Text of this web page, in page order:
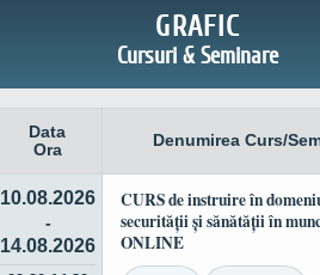
GRAFIC
Cursuri & Seminare
Data
Ora
Denumirea Curs/
10.08.2026
-
14.08.2026
CURS de instruire în
securității și sănătății în
ONLINE